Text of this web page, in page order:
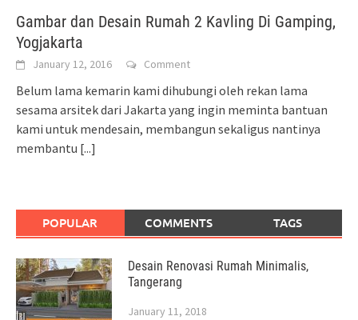
Gambar dan Desain Rumah 2 Kavling Di Gamping,
Yogjakarta
January 12, 2016 Comment
Belum lama kemarin kami dihubungi oleh rekan lama
sesama arsitek dari Jakarta yang ingin meminta bantuan
kami untuk mendesain, membangun sekaligus nantinya
membantu [...]
POPULAR COMMENTS TAGS
Desain Renovasi Rumah Minimalis,
Tangerang
January 11, 2018